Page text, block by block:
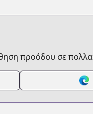
προόδου σε